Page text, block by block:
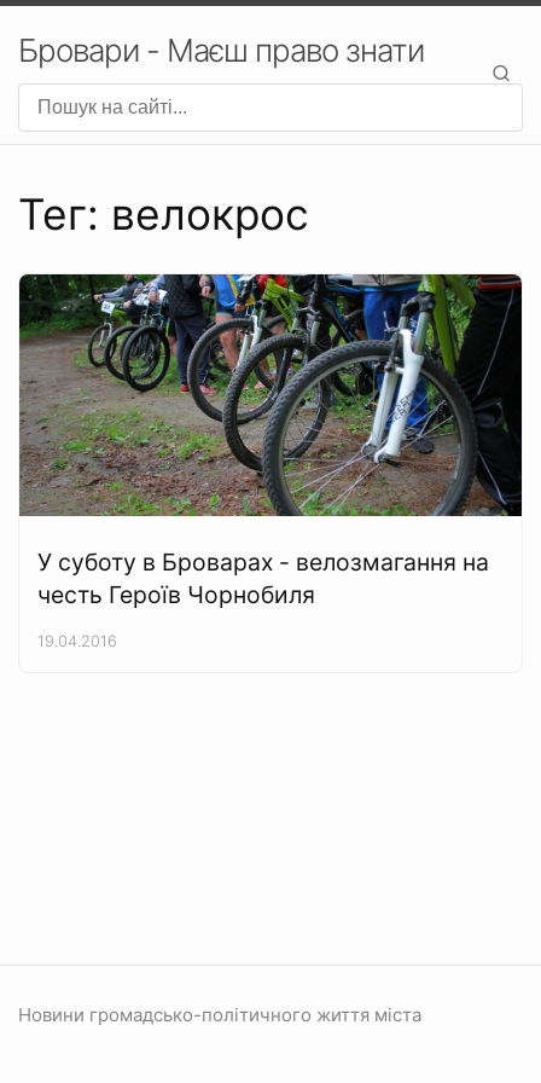
Бровари - Маєш право знати
Тег: велокрос
У суботу в Броварах - велозмагання на
честь Героїв Чорнобиля
19.04.2016
Новини громадсько-політичного життя міста